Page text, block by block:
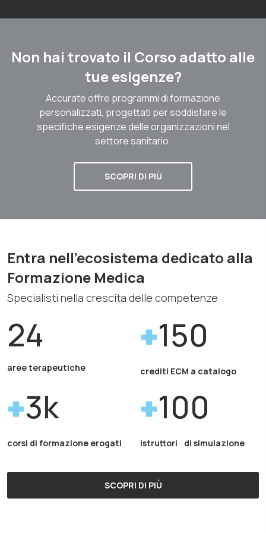
Non hai trovato il Corso adatto alle
tue esigenze?
Accurate offre programmi di formazione
personalizzati, progettati per soddisfare le
specifiche esigenze delle organizzazioni nel
settore sanitario.
SCOPRI DI PIÙ
Entra nell'ecosistema dedicato alla
Formazione Medica
Specialisti nella crescita delle competenze
24
aree terapeutiche
150
crediti ECM a catalogo
3k
corsi di formazione erogati
100
istruttori di simulazione
SCOPRI DI PIÙ